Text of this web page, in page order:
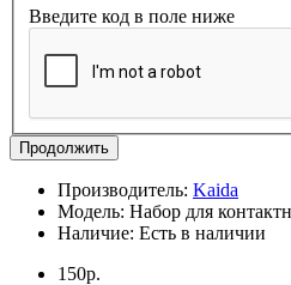
Введите код в поле ниже
Продолжить
Производитель: Kaida
Модель: Набор для
Наличие: Есть в наличии
150р.